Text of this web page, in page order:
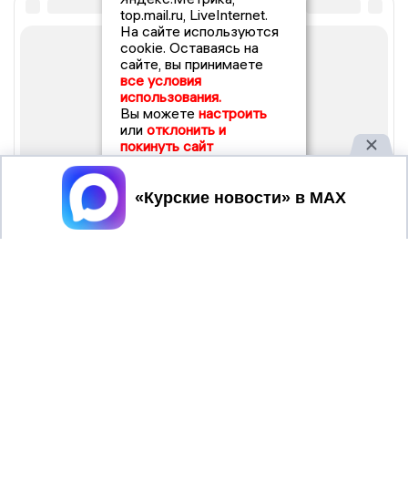
top.mail.ru, LiveInternet.
На сайте используются
cookie. Оставаясь на
сайте, вы принимаете
все условия
использования.
Вы можете настроить
или отклонить и
покинуть сайт
Принять